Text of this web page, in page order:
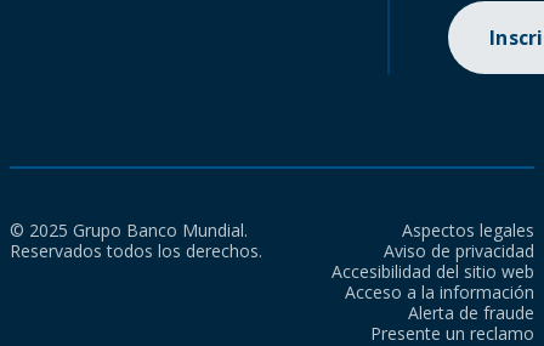
© 2025 Grupo Banco Mundial.
Reservados todos los derechos.
Aspectos legales
Aviso de privacidad
Accesibilidad del sitio web
Acceso a la información
Alerta de fraude
Presente un reclamo